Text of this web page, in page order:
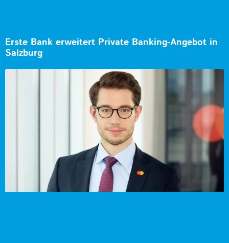
Erste Bank erweitert Private Banking-Angebot in
Salzburg